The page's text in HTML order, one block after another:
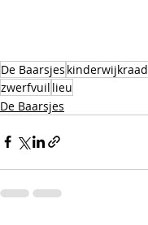
De Baarsjes kinderwijkraad
zwerfvuil lieu
De Baarsjes